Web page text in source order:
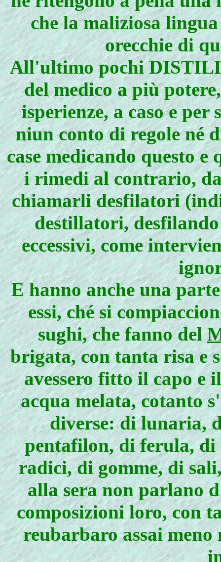
che la maliziosa
orecchie di
All'ultimo pochi
del medico a più
isperienze, a caso e per
niun conto di regole né
case medicando questo
i rimedi al contrario,
chiamarli desfilatori
destillatori,
eccessivi, come
E hanno anche una
essi, ché si
sughi, che fanno del
brigata, con tanta risa e
avessero fitto il capo e
acqua melata, cotanto
diverse: di lunaria,
pentafilon, di ferula, di
radici, di gomme, di
alla sera non parlano
composizioni loro, con
reubarbaro assai meno